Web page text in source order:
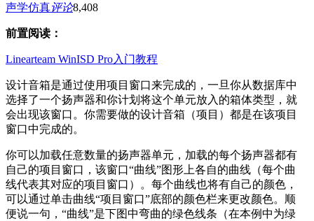
声学仿真评论8,408
前置阅读：
Linearteam WinISD Pro入门教程
设计音箱是通过使用项目窗口来完成的，一旦你从数据库中
选择了一个扬声器和你计划将这个单元放入的箱体类型，就
会出现该窗口。你需要做的设计音箱（项目）都是在该项目
窗口中完成的。
你可以加载任意数量的扬声器单元，加载的每个扬声器都有
自己的项目窗口，该窗口“曲线”图形上各自的曲线（每个曲
线代表其对应的项目窗口）。每个曲线也将有自己的颜色，
可以通过单击曲线“项目窗口”底部的颜色栏来更改颜色。顺
便说一句，“曲线”是下图中弯曲的绿色线条（在本例中为绿